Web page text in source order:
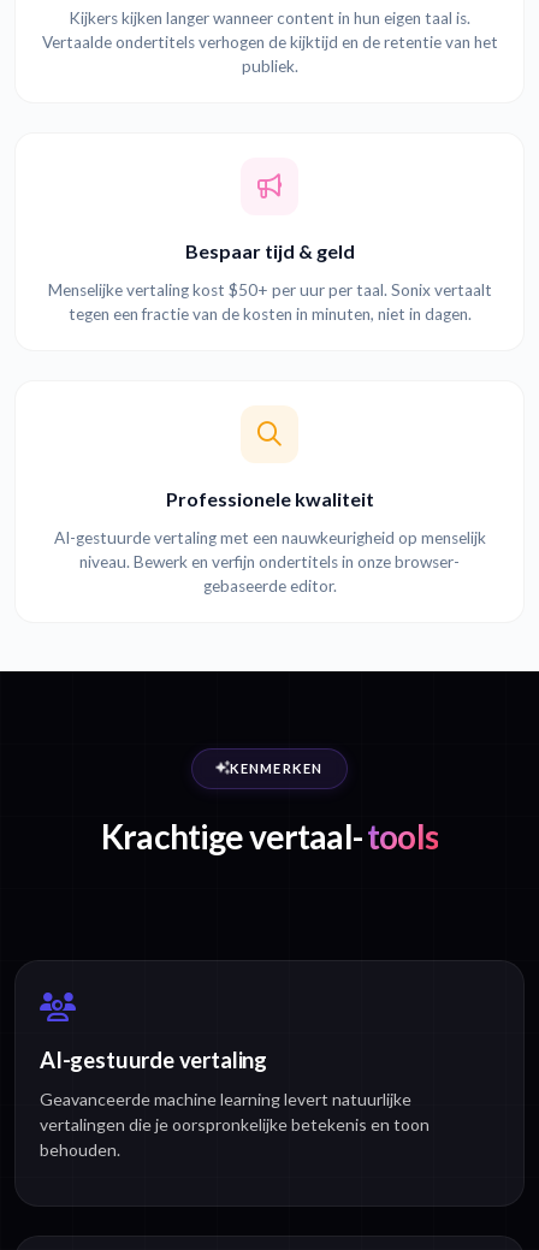
Kijkers kijken langer wanneer content in hun eigen taal is.
Vertaalde ondertitels verhogen de kijktijd en de retentie van het
publiek.
Bespaar tijd & geld
Menselijke vertaling kost $50+ per uur per taal. Sonix vertaalt
tegen een fractie van de kosten in minuten, niet in dagen.
Professionele kwaliteit
AI-gestuurde vertaling met een nauwkeurigheid op menselijk
niveau. Bewerk en verfijn ondertitels in onze browser-
gebaseerde editor.
KENMERKEN
Krachtige vertaal-tools
AI-gestuurde vertaling
Geavanceerde machine learning levert natuurlijke
vertalingen die je oorspronkelijke betekenis en toon
behouden.